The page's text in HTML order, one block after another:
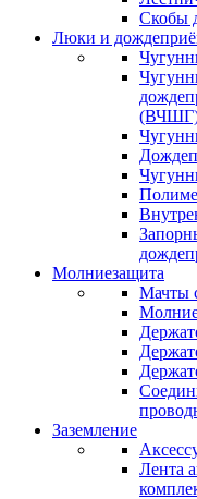
Скобы
Люки и
Молниезащита
Мачты
Заземление
Лента